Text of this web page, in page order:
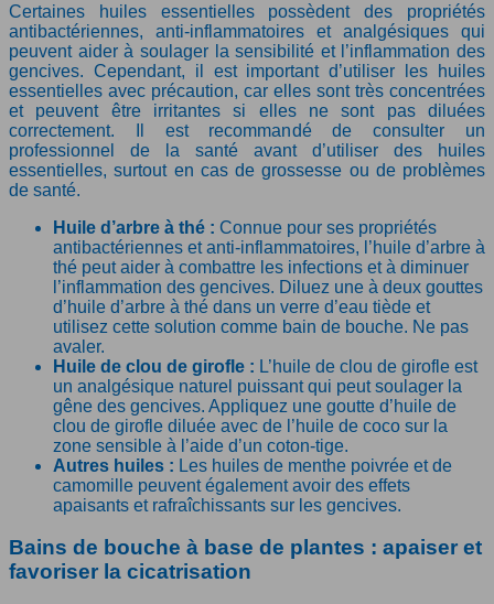
Certaines huiles essentielles possèdent des propriétés
antibactériennes, anti-inflammatoires et analgésiques qui
peuvent aider à soulager la sensibilité et l’inflammation des
gencives. Cependant, il est important d’utiliser les huiles
essentielles avec précaution, car elles sont très concentrées
et peuvent être irritantes si elles ne sont pas diluées
correctement. Il est recommandé de consulter un
professionnel de la santé avant d’utiliser des huiles
essentielles, surtout en cas de grossesse ou de problèmes
de santé.
Huile d’arbre à thé : Connue pour ses propriétés
antibactériennes et anti-inflammatoires, l’huile d’arbre à
thé peut aider à combattre les infections et à diminuer
l’inflammation des gencives. Diluez une à deux gouttes
d’huile d’arbre à thé dans un verre d’eau tiède et
utilisez cette solution comme bain de bouche. Ne pas
avaler.
Huile de clou de girofle : L’huile de clou de girofle est
un analgésique naturel puissant qui peut soulager la
gêne des gencives. Appliquez une goutte d’huile de
clou de girofle diluée avec de l’huile de coco sur la
zone sensible à l’aide d’un coton-tige.
Autres huiles : Les huiles de menthe poivrée et de
camomille peuvent également avoir des effets
apaisants et rafraîchissants sur les gencives.
Bains de bouche à base de plantes : apaiser et
favoriser la cicatrisation